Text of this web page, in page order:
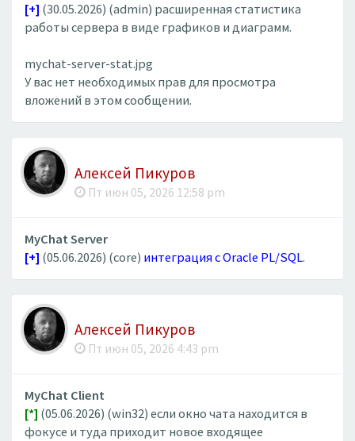
[+] (30.05.2026) (admin) расширенная статистика
работы сервера в виде графиков и диаграмм.
mychat-server-stat.jpg
У вас нет необходимых прав для просмотра
вложений в этом сообщении.
Алексей Пикуров
Пт июн 05, 2026 12:58 pm
MyChat Server
[+] (05.06.2026) (core) интеграция с Oracle PL/SQL.
Алексей Пикуров
Пт июн 05, 2026 4:43 pm
MyChat Client
[*] (05.06.2026) (win32) если окно чата находится в
фокусе и туда приходит новое входящее